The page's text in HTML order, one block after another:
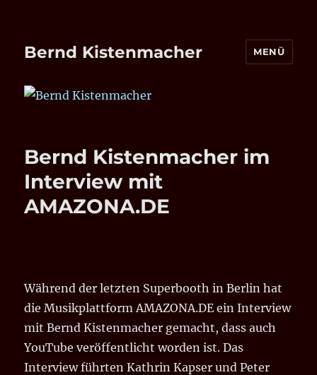
Bernd Kistenmacher MENÜ
Bernd Kistenmacher im
Interview mit
AMAZONA.DE
Während der letzten Superbooth in Berlin hat
die Musikplattform AMAZONA.DE ein Interview
mit Bernd Kistenmacher gemacht, dass auch
YouTube veröffentlicht worden ist. Das
Interview führten Kathrin Kapser und Peter